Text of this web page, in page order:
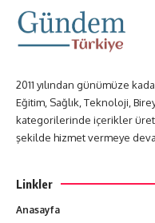
2011 yılından günümüze
Eğitim, Sağlık, Teknoloji,
kategorilerinde içerikler
şekilde hizmet vermeye
Linkler
Anasayfa